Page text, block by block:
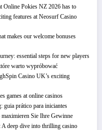
Online Pokies NZ 2026 has to
features at Neosurf Casino
makes our welcome bonuses
essential steps for new players
warto wypróbować
Casino UK’s exciting
games at online casinos
prático para iniciantes
Sie Ihre Gewinne
deep dive into thrilling casino